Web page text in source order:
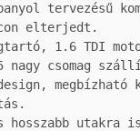
tervezésű
elterjedt.
1.6 TDI
nagy csomag
megbízható
hosszabb utakra